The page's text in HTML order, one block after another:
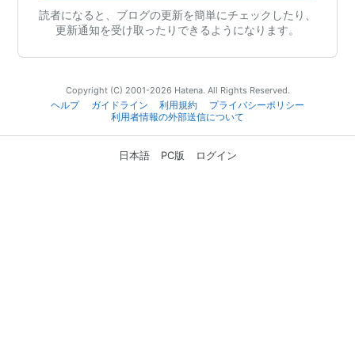
読者になると、ブログの更新を簡単にチェックしたり、
更新通知を受け取ったりできるようになります。
Copyright (C) 2001-2026 Hatena. All Rights Reserved.
ヘルプ
ガイドライン 利用規約
プライバシーポリシー
利用者情報の外部送信について
日本語 PC版 ログイン